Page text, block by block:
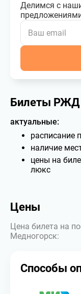
Делимся с
Билеты РЖД
актуальные:
расписание
наличие
цены на
люкс
Цены
Цена билета на
Медногорск:
Способы